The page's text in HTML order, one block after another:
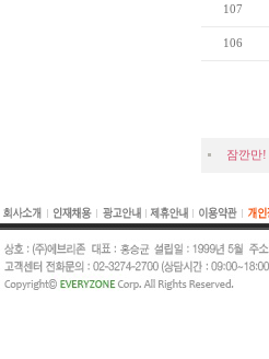
107
106
잠깐만!